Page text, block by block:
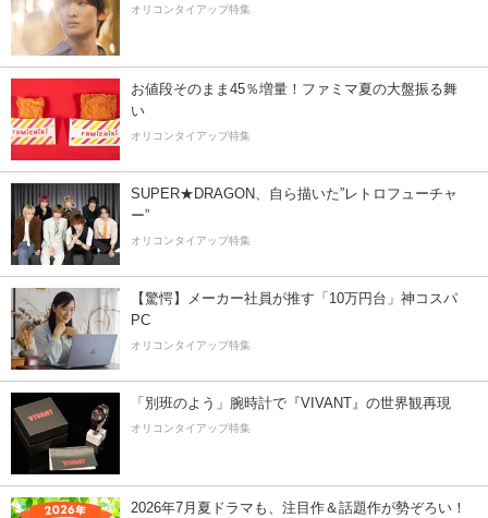
オリコンタイアップ特集
お値段そのまま45％増量！ファミマ夏の大盤振る舞
い
オリコンタイアップ特集
SUPER★DRAGON、自ら描いた”レトロフューチャ
ー”
オリコンタイアップ特集
【驚愕】メーカー社員が推す「10万円台」神コスパ
PC
オリコンタイアップ特集
「別班のよう」腕時計で『VIVANT』の世界観再現
オリコンタイアップ特集
2026年7月夏ドラマも、注目作＆話題作が勢ぞろい！